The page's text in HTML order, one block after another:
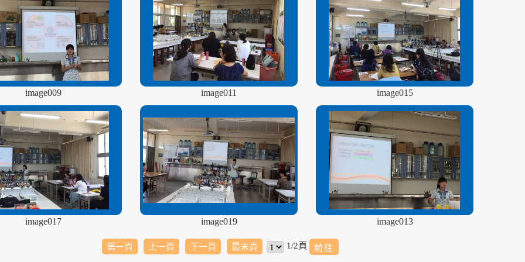
image009 image011 image015
image017 image019 image013
第一頁 上一頁 下一頁 最末頁 1/2頁